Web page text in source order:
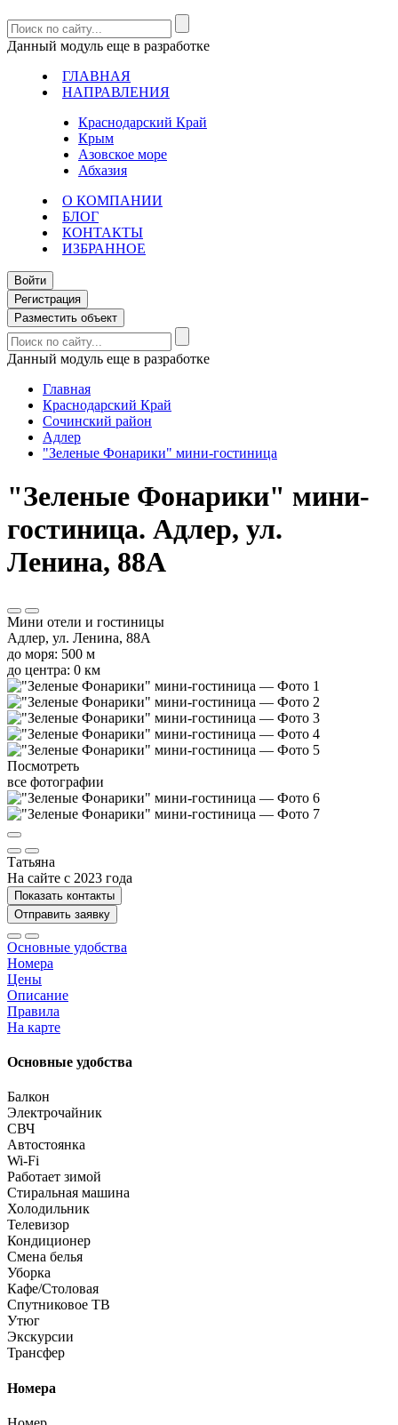
Данный модуль еще в разработке
ГЛАВНАЯ
НАПРАВЛЕНИЯ
Краснодарский Край
Крым
Азовское море
Абхазия
О КОМПАНИИ
БЛОГ
КОНТАКТЫ
ИЗБРАННОЕ
Войти
Регистрация
Разместить объект
Данный модуль еще в разработке
Главная
Краснодарский Край
Сочинский район
Адлер
"Зеленые Фонарики" мини-гостиница
"Зеленые Фонарики" мини-
гостиница. Адлер, ул.
Ленина, 88А
Мини отели и гостиницы
Адлер, ул. Ленина, 88А
до моря: 500 м
до центра: 0 км
Посмотреть
все фотографии
Татьяна
На сайте с 2023 года
Показать контакты
Отправить заявку
Основные удобства
Номера
Цены
Описание
Правила
На карте
Основные удобства
Балкон
Электрочайник
СВЧ
Автостоянка
Wi-Fi
Работает зимой
Стиральная машина
Холодильник
Телевизор
Кондиционер
Смена белья
Уборка
Кафе/Столовая
Спутниковое ТВ
Утюг
Экскурсии
Трансфер
Номера